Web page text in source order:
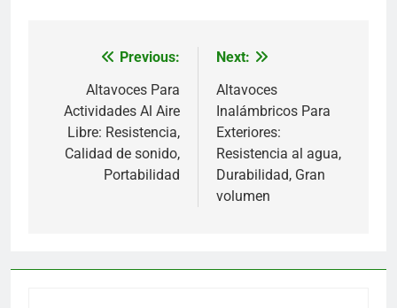
navigation
Previous:
Altavoces Para
Actividades Al Aire
Libre: Resistencia,
Calidad de sonido,
Portabilidad
Next:
Altavoces
Inalámbricos Para
Exteriores:
Resistencia al agua,
Durabilidad, Gran
volumen